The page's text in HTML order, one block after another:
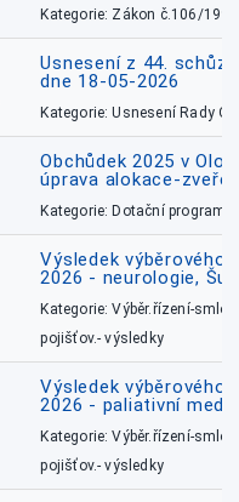
Kategorie: Zákon č.106/1999
Usnesení z 44.
dne 18-05-2026
Kategorie: Usnesení Rady
Obchůdek 2025 v
úprava alokace-
Kategorie: Dotační
Výsledek výběrového
2026 - neurologie,
Kategorie: Výběr.řízení-
pojišťov.- výsledky
Výsledek výběrového
2026 - paliativní
Kategorie: Výběr.řízení-
pojišťov.- výsledky